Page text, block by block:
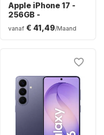
Apple iPhone 17 -
256GB -
vanaf € 41,49/Maand